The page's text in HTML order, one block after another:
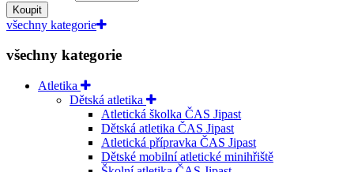
Koupit
všechny kategorie
všechny kategorie
Atletika
Dětská atletika
Atletická školka ČAS Jipast
Dětská atletika ČAS Jipast
Atletická přípravka ČAS Jipast
Dětské mobilní atletické minihřiště